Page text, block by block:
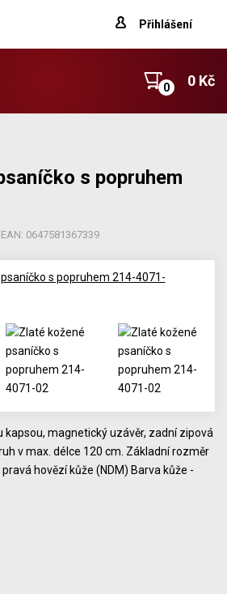
Přihlášení
0 Kč
s popruhem
EAN: 0647581367339
kapsou, magnetický uzávěr, zadní zipová
v max. délce 120 cm. Základní rozměr
hovězí kůže (NDM) Barva kůže -